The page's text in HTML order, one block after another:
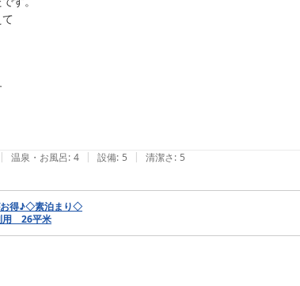
| 温泉・お風呂: 4 | 設備: 5 | 清潔さ: 5
お得♪◇素泊まり◇
用 26平米